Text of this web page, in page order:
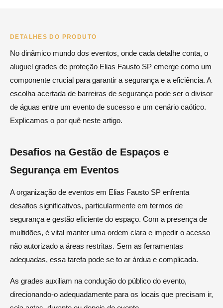
DETALHES DO PRODUTO
No dinâmico mundo dos eventos, onde cada detalhe conta, o
aluguel grades de proteção Elias Fausto SP emerge como um
componente crucial para garantir a segurança e a eficiência. A
escolha acertada de barreiras de segurança pode ser o divisor
de águas entre um evento de sucesso e um cenário caótico.
Explicamos o por quê neste artigo.
Desafios na Gestão de Espaços e
Segurança em Eventos
A organização de eventos em Elias Fausto SP enfrenta
desafios significativos, particularmente em termos de
segurança e gestão eficiente do espaço. Com a presença de
multidões, é vital manter uma ordem clara e impedir o acesso
não autorizado a áreas restritas. Sem as ferramentas
adequadas, essa tarefa pode se to ar árdua e complicada.
As grades auxiliam na condução do público do evento,
direcionando-o adequadamente para os locais que precisam ir,